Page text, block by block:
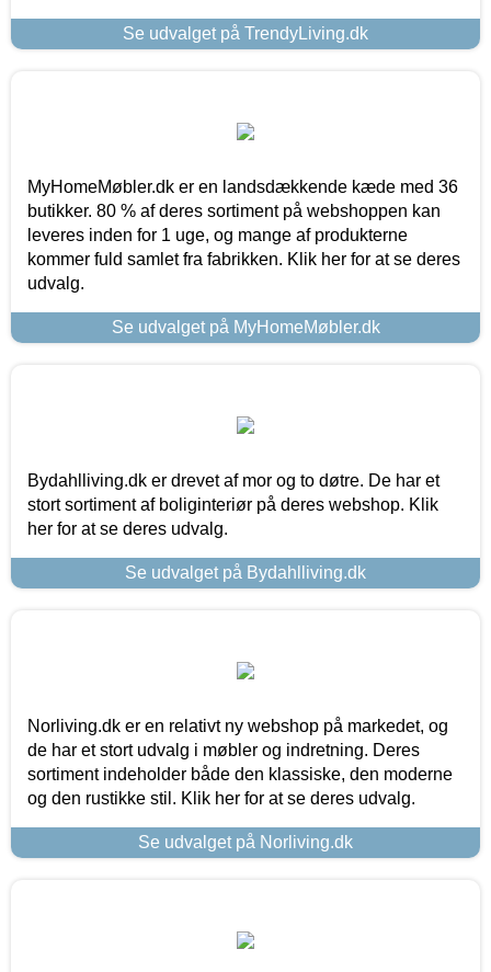
Se udvalget på TrendyLiving.dk
MyHomeMøbler.dk er en landsdækkende kæde med 36
butikker. 80 % af deres sortiment på webshoppen kan
leveres inden for 1 uge, og mange af produkterne
kommer fuld samlet fra fabrikken. Klik her for at se deres
udvalg.
Se udvalget på MyHomeMøbler.dk
Bydahlliving.dk er drevet af mor og to døtre. De har et
stort sortiment af boliginteriør på deres webshop. Klik
her for at se deres udvalg.
Se udvalget på Bydahlliving.dk
Norliving.dk er en relativt ny webshop på markedet, og
de har et stort udvalg i møbler og indretning. Deres
sortiment indeholder både den klassiske, den moderne
og den rustikke stil. Klik her for at se deres udvalg.
Se udvalget på Norliving.dk